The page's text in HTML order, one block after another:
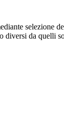
diversi da quelli